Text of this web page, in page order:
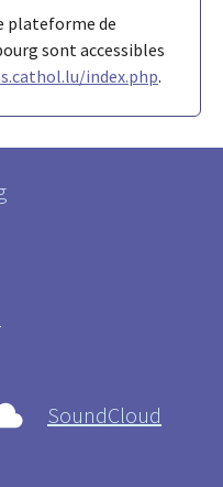
plateforme de
sont accessibles
index.php.
SoundCloud